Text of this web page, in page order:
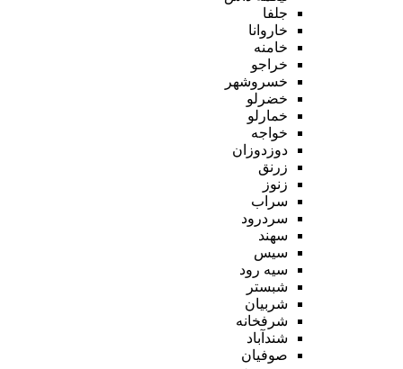
جلفا
خاروانا
خامنه
خراجو
خسروشهر
خضرلو
خمارلو
خواجه
دوزدوزان
زرنق
زنوز
سراب
سردرود
سهند
سیس
سیه رود
شبستر
شربیان
شرفخانه
شندآباد
صوفیان